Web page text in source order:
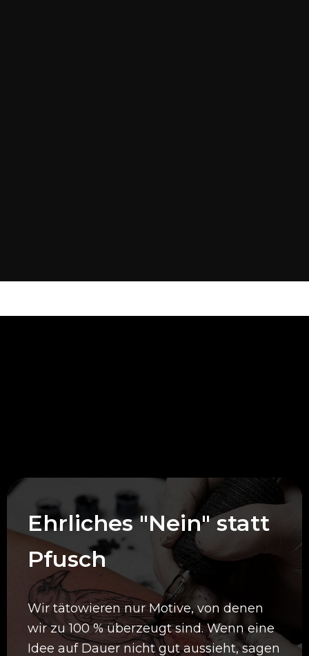
Ehrliches "Nein" statt
Pfusch
Wir tätowieren nur Motive, von denen
wir zu 100 % überzeugt sind. Wenn eine
Idee auf Dauer nicht gut aussieht, sagen